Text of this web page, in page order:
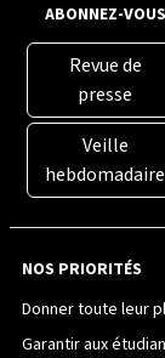
ABONNEZ-VOUS
Revue de
presse
Veille
hebdomadaire
NOS PRIORITÉS
Donner toute leur
Garantir aux